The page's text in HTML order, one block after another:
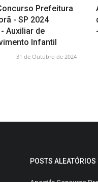
Prefeitura
- SP 2024
Auxiliar de
Infantil
31 de Outubro de 2024
POSTS ALEATÓRIOS